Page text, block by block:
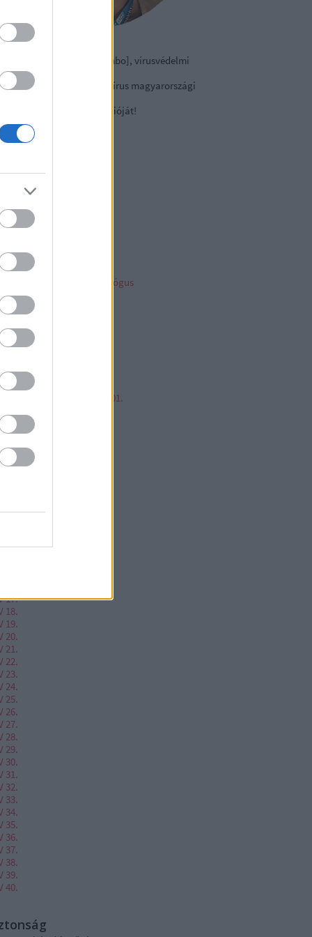
Darab István [Rambo], vírusvédelmi
Kft., a NOD32 antivírus magyarországi
próbaverzióját!
archiv
archívum
linkz
Éva gyermekpszichológus
vagyonvédelem
a tech
Balázs
Zsolt @Mp3Pintyo
cikkz
Varázslatos Világa 01.
03.
04.
05.
06.
10.
13.
17.
18.
19.
20.
21.
22.
23.
24.
25.
26.
27.
28.
29.
30.
31.
32.
33.
34.
35.
36.
37.
38.
39.
40.